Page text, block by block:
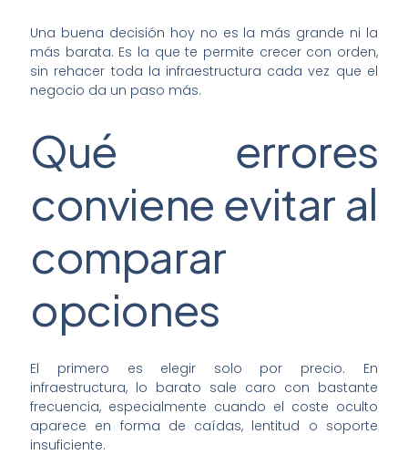
Una buena decisión hoy no es la más grande ni la
más barata. Es la que te permite crecer con orden,
sin rehacer toda la infraestructura cada vez que el
negocio da un paso más.
Qué errores
conviene evitar al
comparar
opciones
El primero es elegir solo por precio. En
infraestructura, lo barato sale caro con bastante
frecuencia, especialmente cuando el coste oculto
aparece en forma de caídas, lentitud o soporte
insuficiente.